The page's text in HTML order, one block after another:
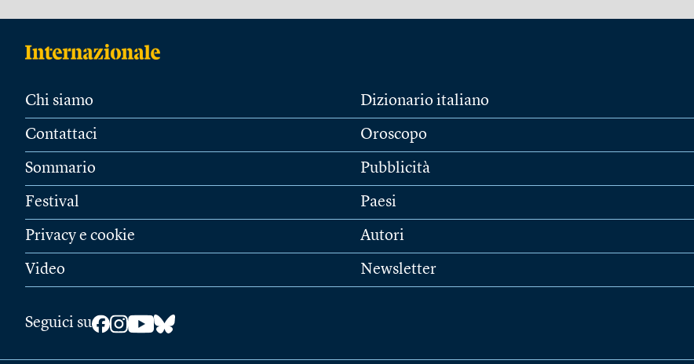
Chi siamo
Contattaci
Sommario
Festival
Privacy e cookie
Video
Dizionario italiano
Oroscopo
Pubblicità
Paesi
Autori
Newsletter
Seguici su